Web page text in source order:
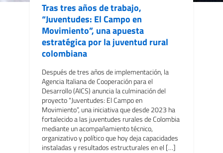
Tras tres años de trabajo,
“Juventudes: El Campo en
Movimiento”, una apuesta
estratégica por la juventud rural
colombiana
Después de tres años de implementación, la
Agencia Italiana de Cooperación para el
Desarrollo (AICS) anuncia la culminación del
proyecto “Juventudes: El Campo en
Movimiento”, una iniciativa que desde 2023 ha
fortalecido a las juventudes rurales de Colombia
mediante un acompañamiento técnico,
organizativo y político que hoy deja capacidades
instaladas y resultados estructurales en el […]